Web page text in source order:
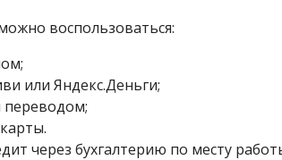
воспользоваться:
или Яндекс.Деньги;
через бухгалтерию по месту